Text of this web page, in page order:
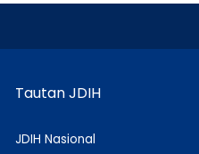
Tautan JDIH
JDIH Nasional